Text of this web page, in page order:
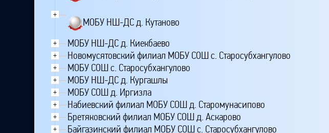
+
МОБУ НШ-ДС д. Кутаново
+ МОБУ НШ-ДС д. Киекбаево
+ Новомусятовский филиал МОБУ СОШ с. Старосубхангулово
+ МОБУ СОШ с. Старосубхангулово
+ МОБУ НШ-ДС д. Кургашлы
+ МОБУ СОШ д. Иргизла
+ Набиевский филиал МОБУ СОШ д. Старомунасипово
+ Бретяковский филиал МОБУ СОШ д. Аскарово
+ Байгазинский филиал МОБУ СОШ с. Старосубхангулово